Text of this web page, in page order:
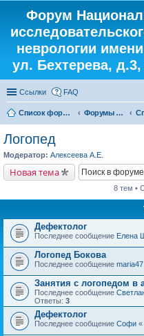
Форум
неврологии
ул. Бехтерева,
Ссылки FAQ
Список форумов Форумы института
Логопед
Модератор: Алексеева А.Е.
Новая тема
8 тем •
Дефектолог
Последнее сообщение Елена
Логопед Бокова
Последнее сообщение maria47
Занятия с логопедом в
Последнее сообщение
Ответы: 3
Дефектолог
Последнее сообщение Софи «